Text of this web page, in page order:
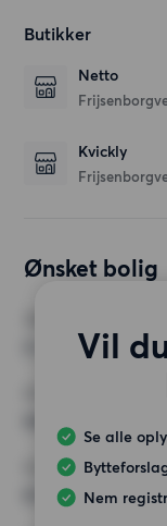
Butikker
Netto
Kvickly
Ønsket bolig
Vil
Se alle
Nem
2 værelser
MIN. ANTAL
MAX HUSLEJE
6 500 kr.